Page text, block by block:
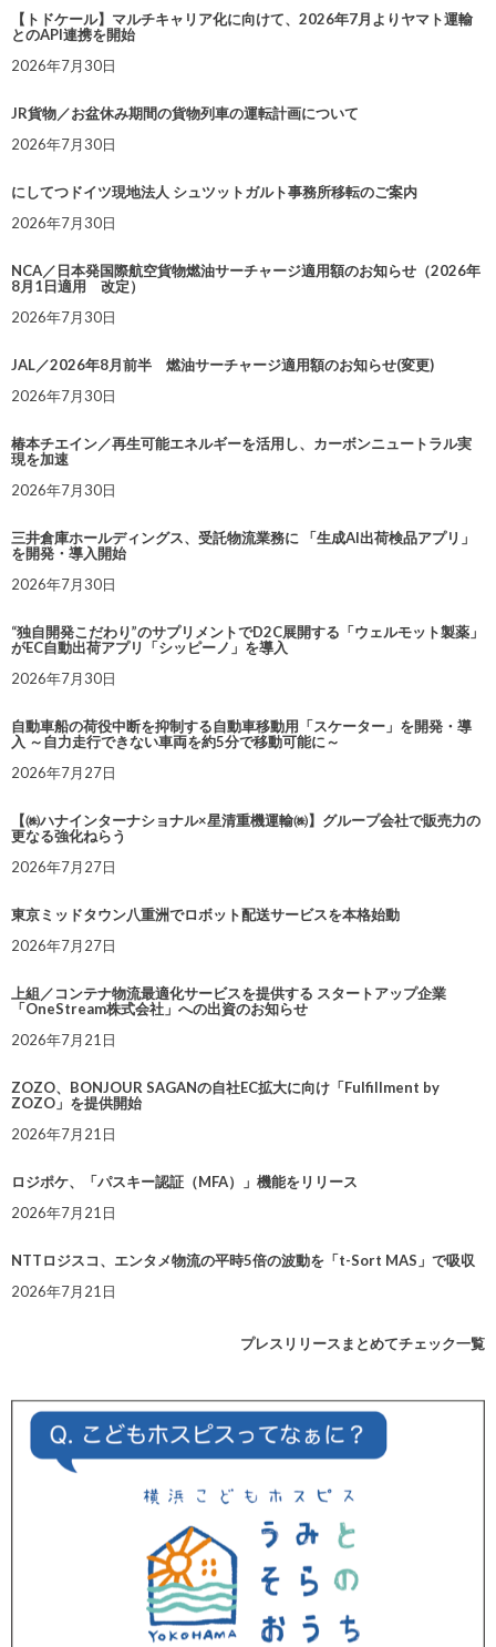
【トドケール】マルチキャリア化に向けて、2026年7月よりヤマト運輸
とのAPI連携を開始
2026年7月30日
JR貨物／お盆休み期間の貨物列車の運転計画について
2026年7月30日
にしてつドイツ現地法人 シュツットガルト事務所移転のご案内
2026年7月30日
NCA／日本発国際航空貨物燃油サーチャージ適用額のお知らせ（2026年
8月1日適用 改定）
2026年7月30日
JAL／2026年8月前半 燃油サーチャージ適用額のお知らせ(変更)
2026年7月30日
椿本チエイン／再生可能エネルギーを活用し、カーボンニュートラル実
現を加速
2026年7月30日
三井倉庫ホールディングス、受託物流業務に 「生成AI出荷検品アプリ」
を開発・導入開始
2026年7月30日
“独自開発こだわり”のサプリメントでD2C展開する「ウェルモット製薬」
がEC自動出荷アプリ「シッピーノ」を導入
2026年7月30日
自動車船の荷役中断を抑制する自動車移動用「スケーター」を開発・導
入 ～自力走行できない車両を約5分で移動可能に～
2026年7月27日
【㈱ハナインターナショナル×星清重機運輸㈱】グループ会社で販売力の
更なる強化ねらう
2026年7月27日
東京ミッドタウン八重洲でロボット配送サービスを本格始動
2026年7月27日
上組／コンテナ物流最適化サービスを提供する スタートアップ企業
「OneStream株式会社」への出資のお知らせ
2026年7月21日
ZOZO、BONJOUR SAGANの自社EC拡大に向け「Fulfillment by
ZOZO」を提供開始
2026年7月21日
ロジポケ、「パスキー認証（MFA）」機能をリリース
2026年7月21日
NTTロジスコ、エンタメ物流の平時5倍の波動を「t-Sort MAS」で吸収
2026年7月21日
プレスリリースまとめてチェック一覧